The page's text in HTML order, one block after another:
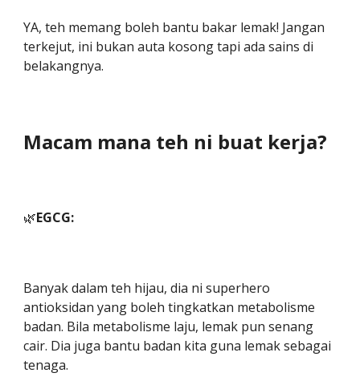
YA, teh memang boleh bantu bakar lemak! Jangan
terkejut, ini bukan auta kosong tapi ada sains di
belakangnya.
Macam mana teh ni buat kerja?
🌿EGCG:
Banyak dalam teh hijau, dia ni superhero
antioksidan yang boleh tingkatkan metabolisme
badan. Bila metabolisme laju, lemak pun senang
cair. Dia juga bantu badan kita guna lemak sebagai
tenaga.